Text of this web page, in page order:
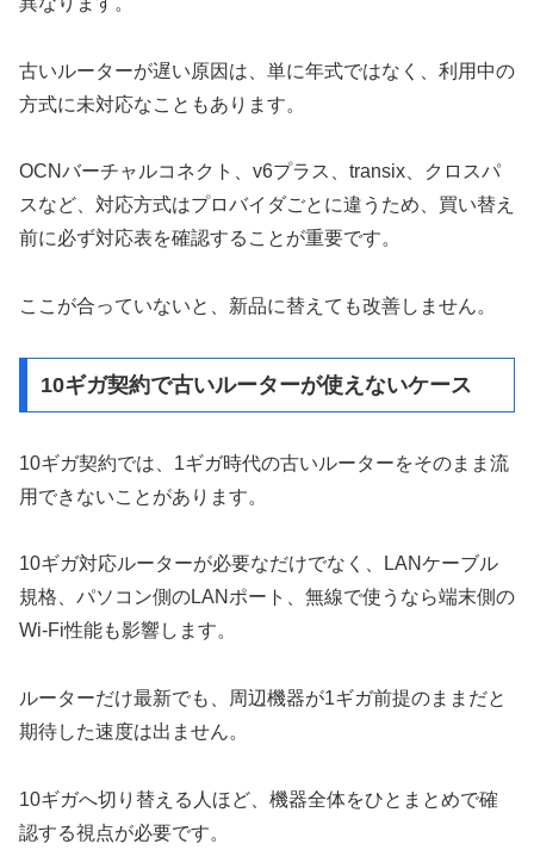
古いルーターが遅い原因は、単に年式ではなく、利用中の
方式に未対応なこともあります。
OCNバーチャルコネクト、v6プラス、transix、クロスパ
スなど、対応方式はプロバイダごとに違うため、買い替え
前に必ず対応表を確認することが重要です。
ここが合っていないと、新品に替えても改善しません。
10ギガ契約で古いルーターが使えないケース
10ギガ契約では、1ギガ時代の古いルーターをそのまま流
用できないことがあります。
10ギガ対応ルーターが必要なだけでなく、LANケーブル
規格、パソコン側のLANポート、無線で使うなら端末側の
Wi-Fi性能も影響します。
ルーターだけ最新でも、周辺機器が1ギガ前提のままだと
期待した速度は出ません。
10ギガへ切り替える人ほど、機器全体をひとまとめで確
認する視点が必要です。